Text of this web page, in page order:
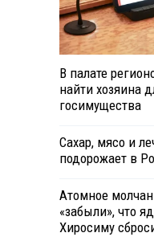
В палате
найти хозяина
госимущества
Сахар, мясо и
подорожает в
Атомное
«забыли», что
Хиросиму